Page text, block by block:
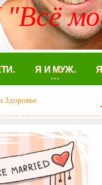
Я И МУЖ.
Здоровье